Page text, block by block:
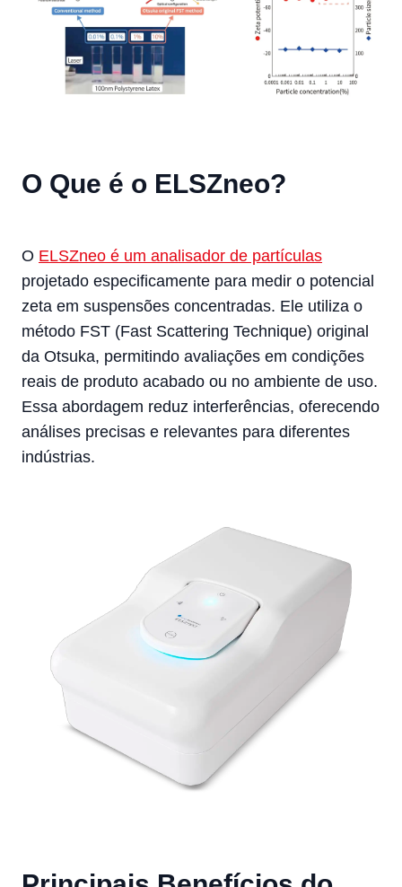
O Que é o ELSZneo?
O ELSZneo é um analisador de partículas
projetado especificamente para medir o potencial
zeta em suspensões concentradas. Ele utiliza o
método FST (Fast Scattering Technique) original
da Otsuka, permitindo avaliações em condições
reais de produto acabado ou no ambiente de uso.
Essa abordagem reduz interferências, oferecendo
análises precisas e relevantes para diferentes
indústrias.